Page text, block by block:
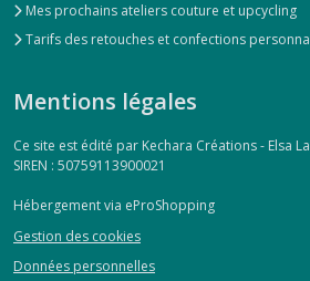
Mes prochains ateliers couture et upcycling
Tarifs des retouches et confections
Mentions légales
Ce site est édité par Kechara Créations - Elsa
SIREN : 50759113900021
Hébergement via eProShopping
Gestion des cookies
Données personnelles